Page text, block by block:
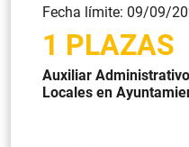
Fecha límite: 09/09/
1 PLAZAS
Auxiliar
Locales en